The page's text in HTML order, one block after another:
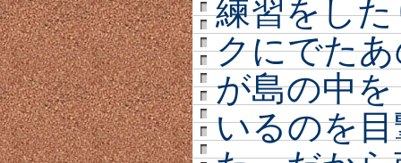
練習をし
クにでた
が島の中
いるのを